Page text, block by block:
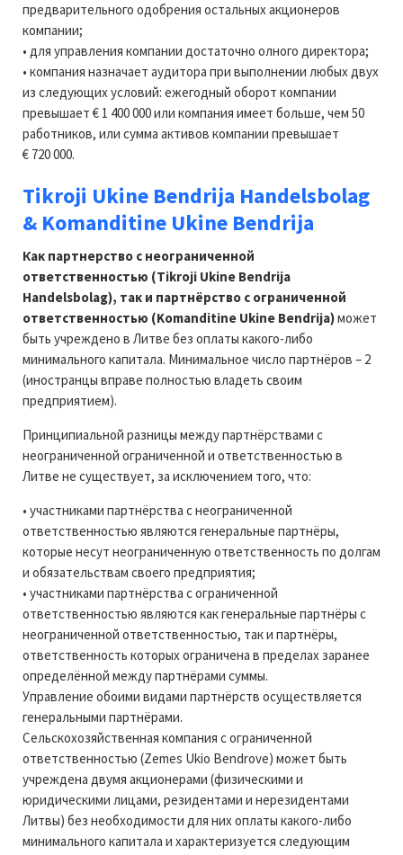
предварительного одобрения остальных акционеров
компании;
• для управления компании достаточно олного директора;
• компания назначает аудитора при выполнении любых двух
из следующих условий: ежегодный оборот компании
превышает € 1 400 000 или компания имеет больше, чем 50
работников, или сумма активов компании превышает
€ 720 000.
Tikroji Ukine Bendrija Handelsbolag
& Komanditine Ukine Bendrija
Как партнерство с неограниченной
ответственностью (Tikroji Ukine Bendrija
Handelsbolag), так и партнёрство с ограниченной
ответственностью (Komanditine Ukine Bendrija)может
быть учреждено в Литве без оплаты какого-либо
минимального капитала. Минимальное число партнёров – 2
(иностранцы вправе полностью владеть своим
предприятием).
Принципиальной разницы между партнёрствами с
неограниченной ограниченной и ответственностью в
Литве не существует, за исключением того, что:
• участниками партнёрства с неограниченной
ответственностью являются генеральные партнёры,
которые несут неограниченную ответственность по долгам
и обязательствам своего предприятия;
• участниками партнёрства с ограниченной
ответственностью являются как генеральные партнёры с
неограниченной ответственностью, так и партнёры,
ответственность которых ограничена в пределах заранее
определённой между партнёрами суммы.
Управление обоими видами партнёрств осуществляется
генеральными партнёрами.
Сельскохозяйственная компания с ограниченной
ответственностью (Zemes Ukio Bendrove) может быть
учреждена двумя акционерами (физическими и
юридическими лицами, резидентами и нерезидентами
Литвы) без необходимости для них оплаты какого-либо
минимального капитала и характеризуется следующим